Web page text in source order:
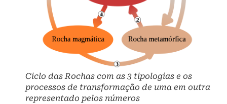
Ciclo das Rochas com as 3 tipologias e os
processos de transformação de uma em outra
representado pelos números